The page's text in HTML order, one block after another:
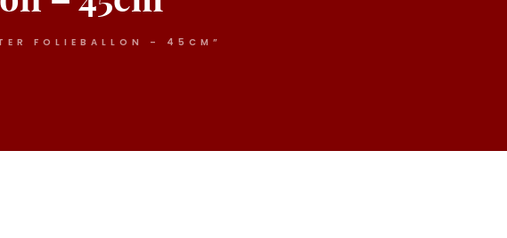
FOLIEBALLON – 45CM”